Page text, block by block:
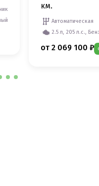
км.
Автоматическая
2.5 л, 205 л.с.,
от 2 069 100 ₽